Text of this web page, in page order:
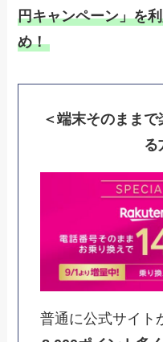
円キャンペーン」を
め！
＜端末そのまま
る
普通に公式サイト